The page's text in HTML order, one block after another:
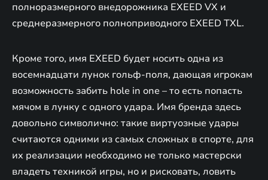
полноразмерного внедорожника EXEED VX и
среднеразмерного полноприводного EXEED TXL.
Кроме того, имя EXEED будет носить одна из
восемнадцати лунок гольф-поля, дающая игрокам
возможность забить hole in one – то есть попасть
мячом в лунку с одного удара. Имя бренда здесь
довольно символично: такие виртуозные удары
считаются одними из самых сложных в спорте, для
их реализации необходимо не только мастерски
владеть техникой игры, но и рисковать, ловить